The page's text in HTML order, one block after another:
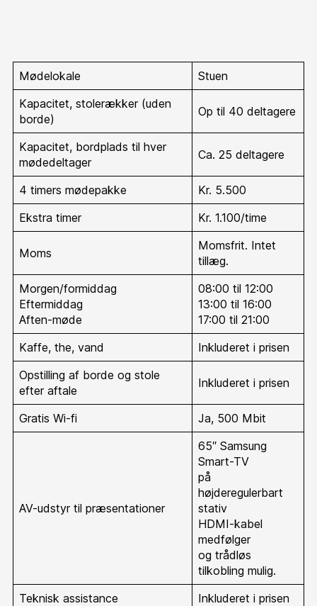
Mødelokale
Stuen
Kapacitet, stolerækker (uden
borde)
Op til 40 deltagere
Kapacitet, bordplads til hver
mødedeltager
Ca. 25 deltagere
4 timers mødepakke
Kr. 5.500
Ekstra timer
Kr. 1.100/time
Moms
Momsfrit. Intet
tillæg.
Morgen/formiddag
Eftermiddag
Aften-møde
08:00 til 12:00
13:00 til 16:00
17:00 til 21:00
Kaffe, the, vand
Inkluderet i prisen
Opstilling af borde og stole
efter aftale
Inkluderet i prisen
Gratis Wi-fi Ja, 500 Mbit
AV-udstyr til præsentationer
65″ Samsung
Smart-TV
på
højderegulerbart
stativ
HDMI-kabel
medfølger
og trådløs
tilkobling mulig.
Teknisk assistance
Inkluderet i prisen